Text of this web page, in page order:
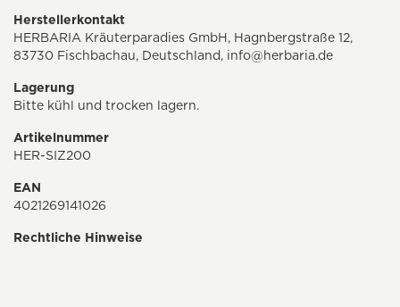
Herstellerkontakt
HERBARIA Kräuterparadies GmbH, Hagnbergstraße 12,
83730 Fischbachau, Deutschland, info@herbaria.de
Lagerung
Bitte kühl und trocken lagern.
Artikelnummer
HER-SIZ200
EAN
4021269141026
Rechtliche Hinweise